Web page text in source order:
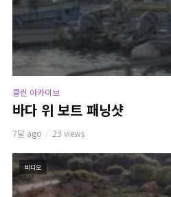
클린 아카이브
바다 위 보트 패닝샷
7달 ago 23 views
비디오